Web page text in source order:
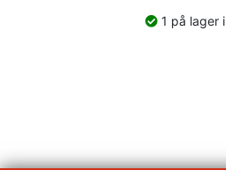
1 på lager